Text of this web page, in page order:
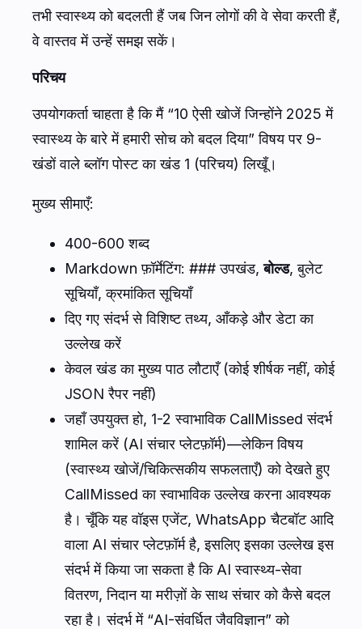
तभी स्वास्थ्य को बदलती हैं जब जिन लोगों की वे सेवा करती हैं,
वे वास्तव में उन्हें समझ सकें।
परिचय
उपयोगकर्ता चाहता है कि मैं “10 ऐसी खोजें जिन्होंने 2025 में
स्वास्थ्य के बारे में हमारी सोच को बदल दिया” विषय पर 9-
खंडों वाले ब्लॉग पोस्ट का खंड 1 (परिचय) लिखूँ।
मुख्य सीमाएँ:
400-600 शब्द
Markdown फ़ॉर्मेटिंग: ### उपखंड,बोल्ड, बुलेट
सूचियाँ, क्रमांकित सूचियाँ
दिए गए संदर्भ से विशिष्ट तथ्य, आँकड़े और डेटा का
उल्लेख करें
केवल खंड का मुख्य पाठ लौटाएँ (कोई शीर्षक नहीं, कोई
JSON रैपर नहीं)
जहाँ उपयुक्त हो, 1-2 स्वाभाविक CallMissed संदर्भ
शामिल करें (AI संचार प्लेटफ़ॉर्म)—लेकिन विषय
(स्वास्थ्य खोजें/चिकित्सकीय सफलताएँ) को देखते हुए
CallMissed का स्वाभाविक उल्लेख करना आवश्यक
है। चूँकि यह वॉइस एजेंट, WhatsApp चैटबॉट आदि
वाला AI संचार प्लेटफ़ॉर्म है, इसलिए इसका उल्लेख इस
संदर्भ में किया जा सकता है कि AI स्वास्थ्य-सेवा
वितरण, निदान या मरीज़ों के साथ संचार को कैसे बदल
रहा है। संदर्भ में “AI-संवर्धित जैवविज्ञान” को